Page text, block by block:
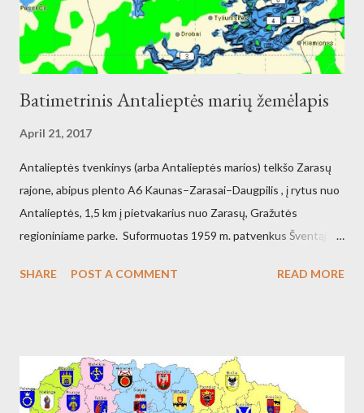
Batimetrinis Antalieptės marių žemėlapis
April 21, 2017
Antalieptės tvenkinys (arba Antalieptės marios) telkšo Zarasų
rajone, abipus plento A6 Kaunas–Zarasai–Daugpilis , į rytus nuo
Antalieptės, 1,5 km į pietvakarius nuo Zarasų, Gražutės
regioniniame parke. Suformuotas 1959 m. patvenkus Šventąją
(galia 2460 kW) reikmėms. Kraštovaizdžio draustinis.
SHARE POST A COMMENT READ MORE